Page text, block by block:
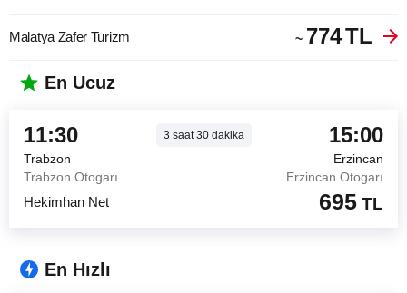
Malatya Zafer Turizm ~ 774TL
En Ucuz
11:30 3 saat30dakika 15:00
Trabzon
Erzincan
Trabzon Otogarı
Erzincan Otogarı
Hekimhan Net 695 TL
En Hızlı